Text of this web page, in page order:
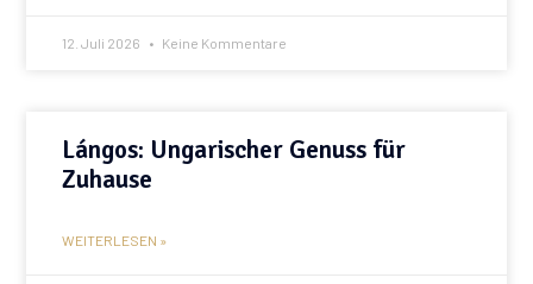
12. Juli 2026 Keine Kommentare
Lángos: Ungarischer Genuss für
Zuhause
WEITERLESEN »